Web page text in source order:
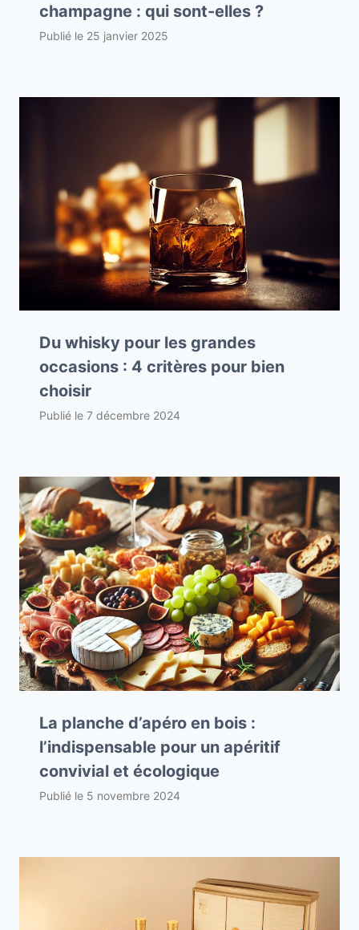
champagne : qui sont-elles ?
Publié le 25 janvier 2025
Du whisky pour les grandes
occasions : 4 critères pour bien
choisir
Publié le 7 décembre 2024
La planche d’apéro en bois :
l’indispensable pour un apéritif
convivial et écologique
Publié le 5 novembre 2024